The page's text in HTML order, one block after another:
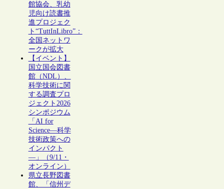
館協会、乳幼
児向け読書推
進プロジェク
ト“TuttInLibro”：
全国ネットワ
ークが拡大
【イベント】
国立国会図書
館（NDL）、
科学技術に関
する調査プロ
ジェクト2026
シンポジウム
「AI for
Science―科学
技術政策への
インパクト
―」（9/11・
オンライン）
県立長野図書
館、「信州デ